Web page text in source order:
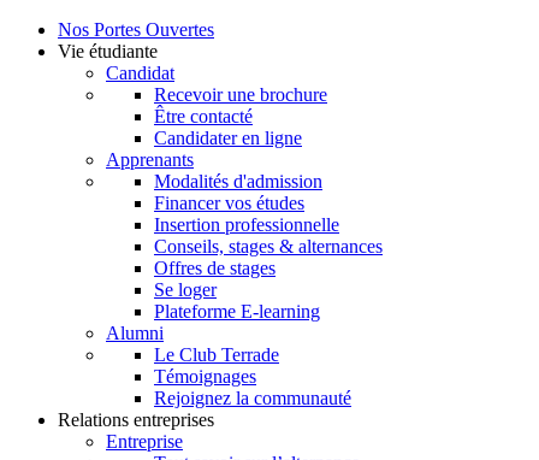
Nos Portes Ouvertes
Vie étudiante
Candidat
Recevoir une brochure
Être contacté
Candidater en ligne
Apprenants
Modalités d'admission
Financer vos études
Insertion professionnelle
Conseils, stages & alternances
Offres de stages
Se loger
Plateforme E-learning
Alumni
Le Club Terrade
Témoignages
Rejoignez la communauté
Relations entreprises
Entreprise